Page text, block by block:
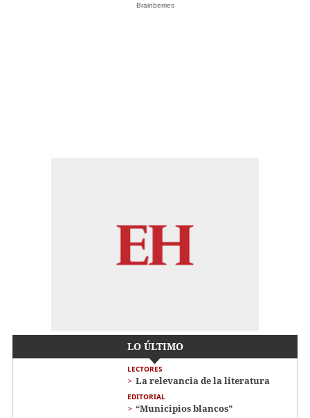
Brainberries
LO ÚLTIMO
LECTORES
La relevancia de la literatura
EDITORIAL
“Municipios blancos”